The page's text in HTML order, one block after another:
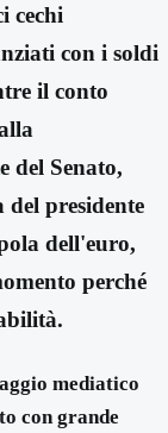
cechi
con i soldi
il conto
del Senato,
presidente
dell'euro,
perché
mediatico
con grande